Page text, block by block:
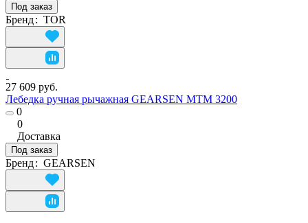
Под заказ
Бренд: TOR
27 609 руб.
Лебедка ручная рычажная GEARSEN MTM 3200
0
0
Доставка
Под заказ
Бренд: GEARSEN